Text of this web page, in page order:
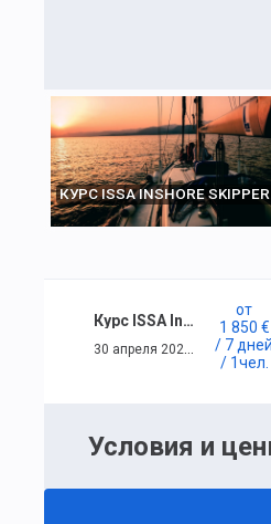
КУРС ISSA INSHORE SKIPPER
Курс ISSA Inshore Skipper
30 апреля 2023 г. — 6 мая 2023 г.
от
1 850 €
/ 7 дней
/ 1чел.
Условия и